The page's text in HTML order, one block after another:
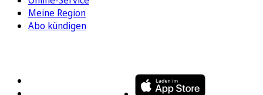
Meine Region
Abo kündigen